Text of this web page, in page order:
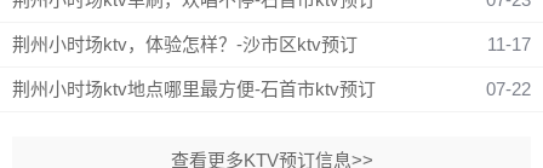
荆州小时场ktv，体验怎样？-沙市区ktv预订 11-17
荆州小时场ktv地点哪里最方便-石首市ktv预订 07-22
查看更多KTV预订信息>>